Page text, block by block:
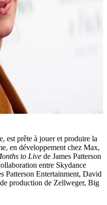
est prête à jouer et produire la
en développement chez Max,
to Live de James Patterson
entre Skydance
Patterson Entertainment, David
production de Zellweger, Big